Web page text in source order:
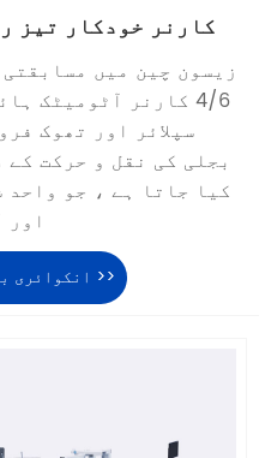
4/6 کارنر خودکار
زیسون چین میں
4/6 کارنر آٹومیٹک
سپلائر اور تھوک
بجلی کی نقل و حرکت
کیا جاتا ہے ، جو واحد
انکوائری بھیجیں۔ >>